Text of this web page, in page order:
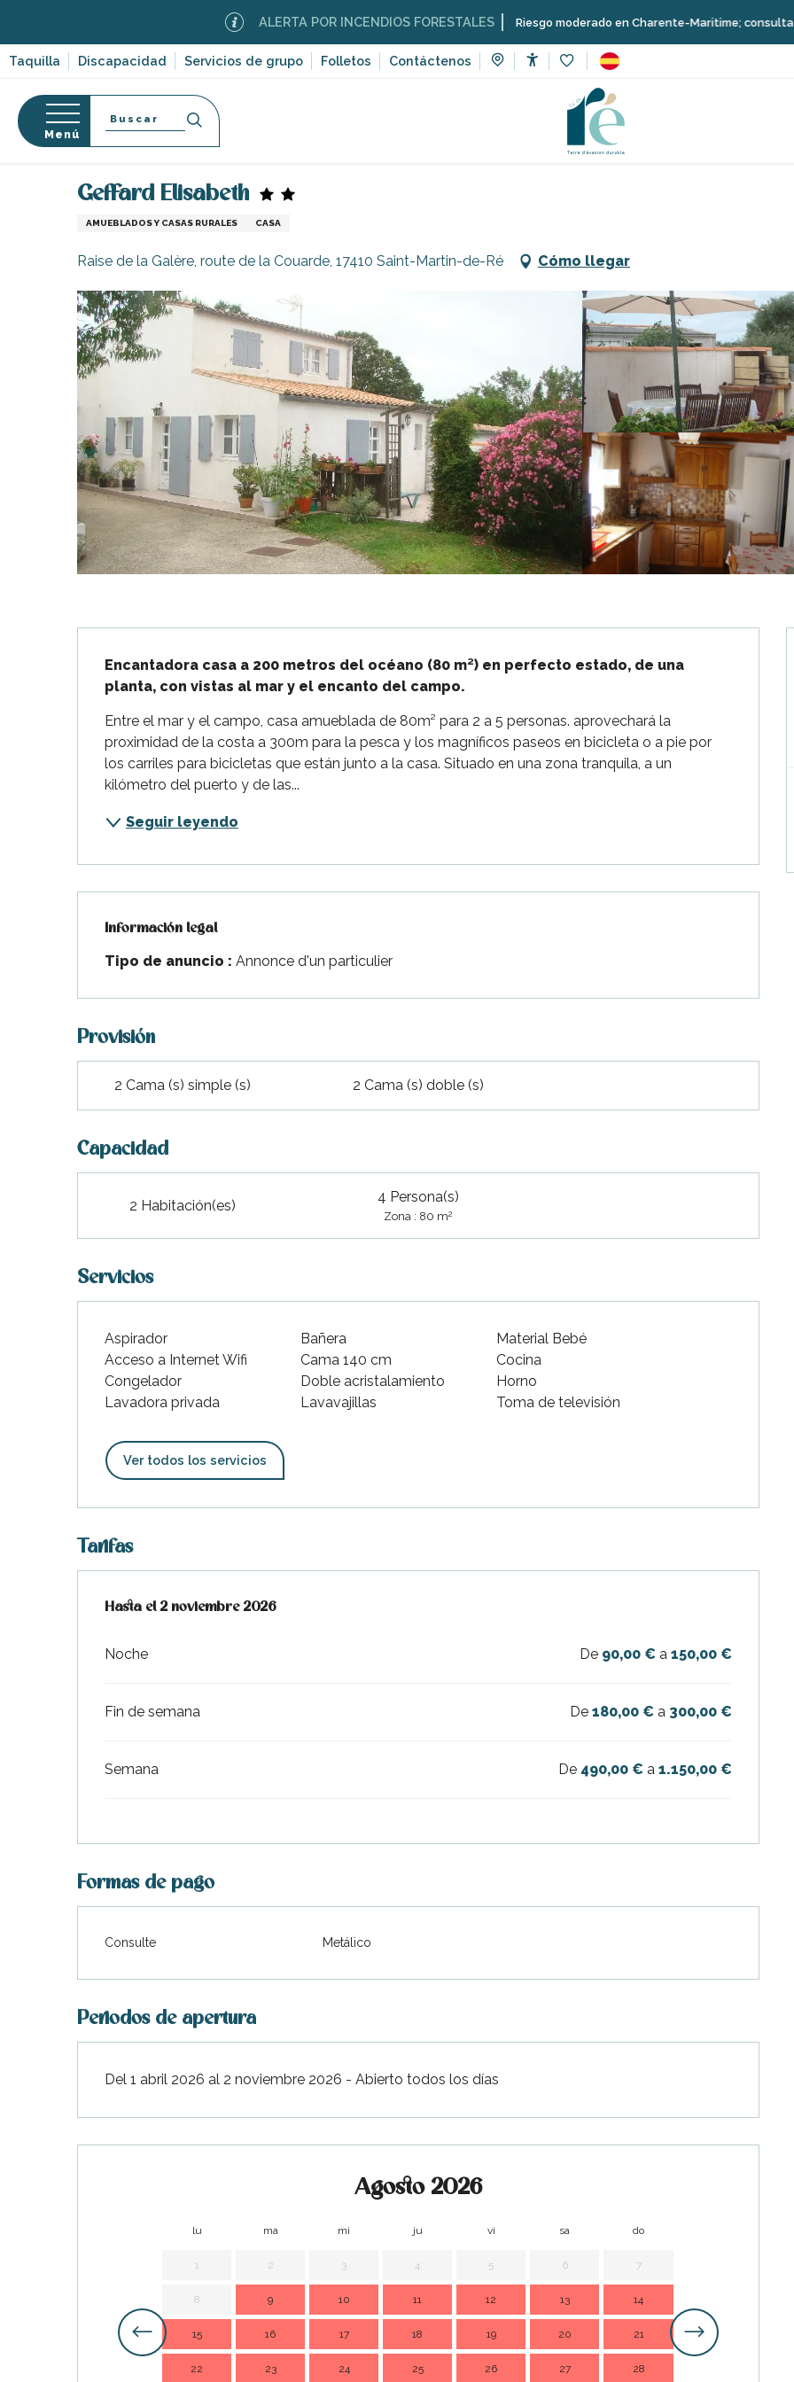
contenu
principal
Taquilla Discapacidad Servicios de grupo Folletos Contáctenos
ALERTA POR INCENDIOS FORESTALES Riesgo moderado en Charente-Maritime; consulta aquí las
Plage-en-
sur-
Portes-en-Ré
Plage
Martin-de-Ré
Marie-de-Ré
Menú
Buscar
Página Web Geffard Elisabeth
Geffard Elisabeth
AMUEBLADOS Y CASAS RURALES CASA
Raise de la Galère, route de la Couarde, 17410 Saint-Martin-de-Ré Cómo llegar
Encantadora casa a 200 metros del océano (80 m²) en perfecto estado, de una
planta, con vistas al mar y el encanto del campo.
Entre el mar y el campo, casa amueblada de 80m² para 2 a 5 personas. aprovechará la
proximidad de la costa a 300m para la pesca y los magníficos paseos en bicicleta o a pie por
los carriles para bicicletas que están junto a la casa. Situado en una zona tranquila, a un
kilómetro del puerto y de las...
Seguir leyendo
Información legal
Información legal
Tipo de anuncio : Annonce d'un particulier
Provisión
2 Cama (s) simple (s) 2 Cama (s) doble (s)
Capacidad
2 Habitación(es) 4 Persona(s)
Zona : 80 m2
Servicios
Aspirador Bañera
Material Bebé
Acceso a Internet Wifi
Cama 140 cm
Cocina
Congelador
Doble acristalamiento
Horno
Lavadora privada
Lavavajillas Toma de televisión
Ver todos los servicios
Tarifas
Desde 1 abril 2026hasta2 noviembre 2026
Hasta el2 noviembre 2026
Noche De 90,00 € a150,00 €
Fin de semana De180,00 € a 300,00 €
Semana De 490,00 € a1.150,00 €
Formas de pago
Consulte Metálico
Periodos de apertura
Del 1 abril 2026 al 2 noviembre 2026 - Abierto todos los días
Agosto 2026
lu ma mi ju vi sa do
1 2 3 4 5 6 7
8 9 10 11 12 13 14
15 16 17 18 19 20 21
22 23 24 25 26 27 28
14